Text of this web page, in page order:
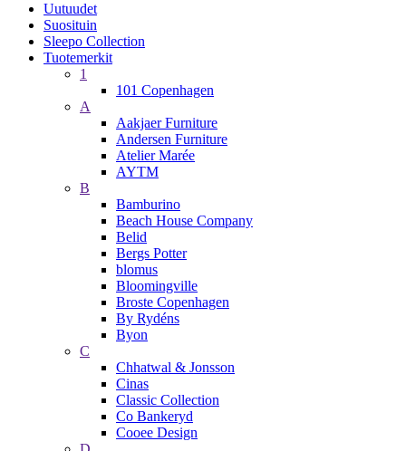
Uutuudet
Suosituin
Sleepo Collection
Tuotemerkit
1
101 Copenhagen
A
Aakjaer Furniture
Andersen Furniture
Atelier Marée
AYTM
B
Bamburino
Beach House Company
Belid
Bergs Potter
blomus
Bloomingville
Broste Copenhagen
By Rydéns
Byon
C
Chhatwal & Jonsson
Cinas
Classic Collection
Co Bankeryd
Cooee Design